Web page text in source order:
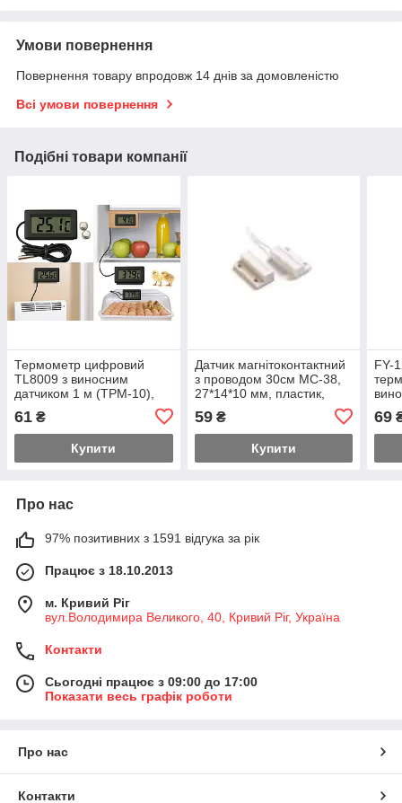
Умови повернення
Повернення товару впродовж 14 днів за домовленістю
Всі умови повернення
Подібні товари компанії
Термометр цифровий
TL8009 з виносним
датчиком 1 м (ТРМ-10),
чорний — для інкубатора,
холодильника, акваріума
61 ₴
Купити
Датчик магнітоконтактний
з проводом 30см MC-38,
27*14*10 мм, пластик,
липучка
59₴
Купити
FY-
69
Про нас
97% позитивних з 1591 відгука за рік
Працює з 18.10.2013
м. Кривий Ріг
вул.Володимира Великого, 40, Кривий Ріг, Україна
Контакти
Сьогодні працює з 09:00 до 17:00
Показати весь графік роботи
Про нас
Контакти